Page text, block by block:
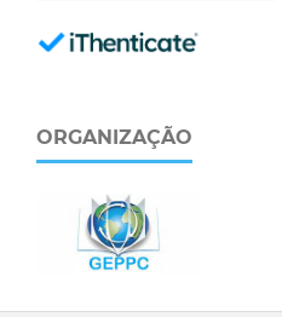
ORGANIZAÇÃO